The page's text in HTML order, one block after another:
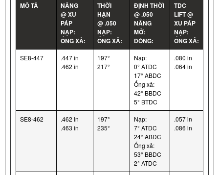
MÔ TẢ
NÂNG
@ XU
PÁP
NẠP:
ỐNG XẢ:
THỜI
HẠN
@ .050
NẠP:
ỐNG XẢ:
ĐỊNH THỜI
@ .050
NÂNG
MỞ:
ĐÓNG:
TDC
LIFT @
XU PÁP
NẠP:
ỐNG XẢ:
SE8-447
.447 in
.462 in
197°
217°
Nạp:
0° ATDC
17° ABDC
Ống xả:
42° BBDC
5° BTDC
.080 in
.064 in
SE8-462
.462 in
.463 in
197°
235°
Nạp:
7° ATDC
24° ABDC
Ống xả:
53° BBDC
2° ATDC
.057 in
.086 in